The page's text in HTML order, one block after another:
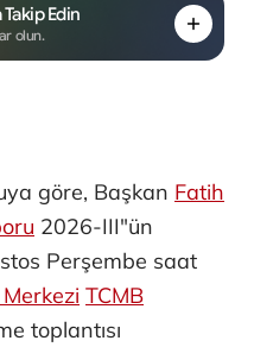
Edin
olun.
göre, Başkan Fatih
2026-III"ün
Perşembe saat
TCMB
toplantısı